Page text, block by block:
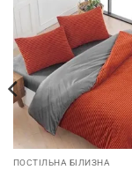
ПОСТІЛЬНА БІЛИЗНА